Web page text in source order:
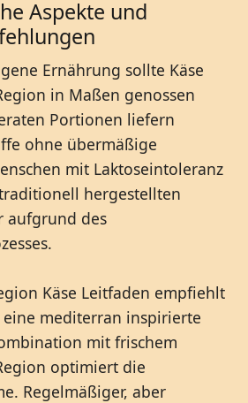
Aspekte und
Ernährung sollte Käse
in Maßen genossen
Portionen liefern
ohne übermäßige
mit Laktoseintoleranz
hergestellten
aufgrund des
Käse Leitfaden empfiehlt
mediterran inspirierte
mit frischem
optimiert die
Regelmäßiger, aber